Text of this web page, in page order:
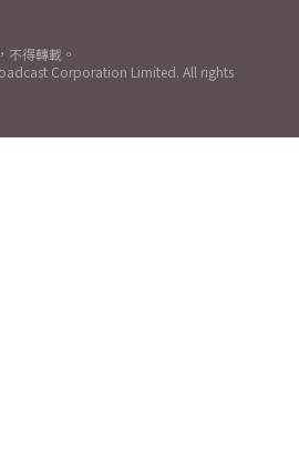
不得轉載。
Corporation Limited. All rights